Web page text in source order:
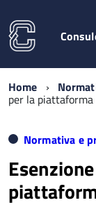
Home
per la
Normativa e